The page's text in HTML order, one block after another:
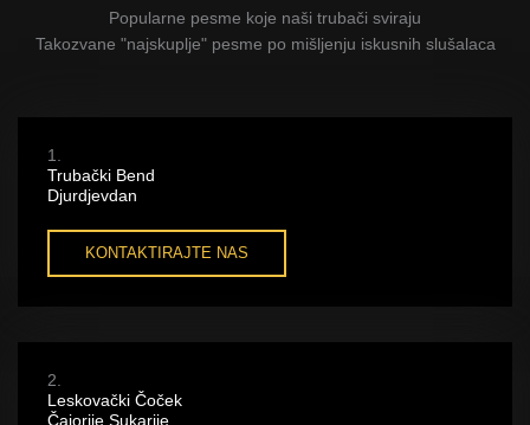
Popularne pesme koje naši trubači sviraju
Takozvane "najskuplje" pesme po mišljenju iskusnih slušalaca
1.
Trubački Bend
Djurdjevdan
KONTAKTIRAJTE NAS
2.
Leskovački Čoček
Čajorije Sukarije